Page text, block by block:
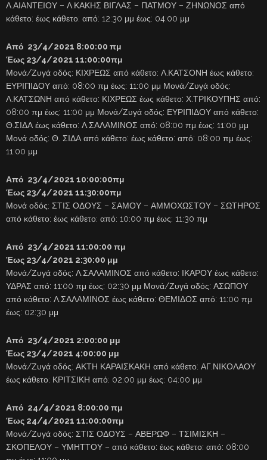
Λ.ΑΙΑΝΤΕΙΟΥ – Λ.ΚΑΚΗΣ ΒΙΓΛΑΣ – ΠΑΤΜΟΥ – ΖΗΝΩΝΟΣ από
κάθετο: έως κάθετο: από: 12:30 μμ έως: 04:00 μμ
Από 23/4/2021 8:00:00 πμ
Έως 23/4/2021 11:00:00πμ
Μονά/Ζυγά οδός: ΚΙΧΡΕΩΣ από κάθετο: Λ.ΚΑΤΣΟΝΗ έως κάθετο:
ΕΥΡΙΠΙΔΟΥ από: 08:00 πμ έως: 11:00 μμ Μονά/Ζυγά οδός:
Λ.ΚΑΤΣΩΝΗ από κάθετο: ΚΙΧΡΕΩΣ έως κάθετο: Χ.ΤΡΙΚΟΥΠΗΣ από:
08:00 πμ έως: 11:00 μμ Μονά/Ζυγά οδός: ΕΥΡΙΠΙΔΟΥ από κάθετο:
Θ.ΣΙΔΑ έως κάθετο: Λ.ΣΑΛΑΜΙΝΟΣ από: 08:00 πμ έως: 11:00 μμ
Μονά οδός: Θ. ΣΙΔΑ από κάθετο: έως κάθετο: από: 08:00 πμ έως:
11:00 μμ
Από 23/4/2021 10:00:00πμ
Έως 23/4/2021 11:30:00πμ
Μονά οδός: ΣΤΙΣ ΟΔΟΥΣ – ΣΑΜΟΥ – ΑΜΜΟΧΩΣΤΟΥ – ΣΩΤΗΡΟΣ
από κάθετο: έως κάθετο: από: 10:00 πμ έως: 11:30 πμ
Από 23/4/2021 11:00:00 πμ
Έως 23/4/2021 2:30:00 μμ
Μονά/Ζυγά οδός: Λ.ΣΑΛΑΜΙΝΟΣ από κάθετο: ΙΚΑΡΟΥ έως κάθετο:
ΥΔΡΑΣ από: 11:00 πμ έως: 02:30 μμ Μονά/Ζυγά οδός: ΑΣΩΠΟΥ
από κάθετο: Λ.ΣΑΛΑΜΙΝΟΣ έως κάθετο: ΘΕΜΙΔΟΣ από: 11:00 πμ
έως: 02:30 μμ
Από 23/4/2021 2:00:00 μμ
Έως 23/4/2021 4:00:00 μμ
Μονά/Ζυγά οδός: ΑΚΤΗ ΚΑΡΑΙΣΚΑΚΗ από κάθετο: ΑΓ.ΝΙΚΟΛΑΟΥ
έως κάθετο: ΚΡΙΤΣΙΚΗ από: 02:00 μμ έως: 04:00 μμ
Από 24/4/2021 8:00:00 πμ
Έως 24/4/2021 11:00:00πμ
Μονά/Ζυγά οδός: ΣΤΙΣ ΟΔΟΥΣ – ΑΒΕΡΩΦ – ΤΣΙΜΙΣΚΗ –
ΣΚΟΠΕΛΟΥ – ΥΜΗΤΤΟΥ – από κάθετο: έως κάθετο: από: 08:00